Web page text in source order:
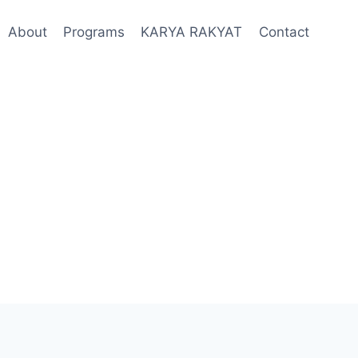
About Programs KARYA RAKYAT Contact